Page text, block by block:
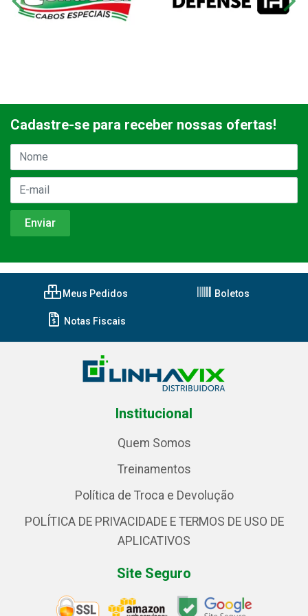
Cadastre-se para receber nossas ofertas!
Meus Pedidos Boletos
Notas Fiscais
Institucional
Quem Somos
Treinamentos
Política de Troca e Devolução
POLÍTICA DE PRIVACIDADE E TERMOS DE USO DE
APLICATIVOS
Site Seguro